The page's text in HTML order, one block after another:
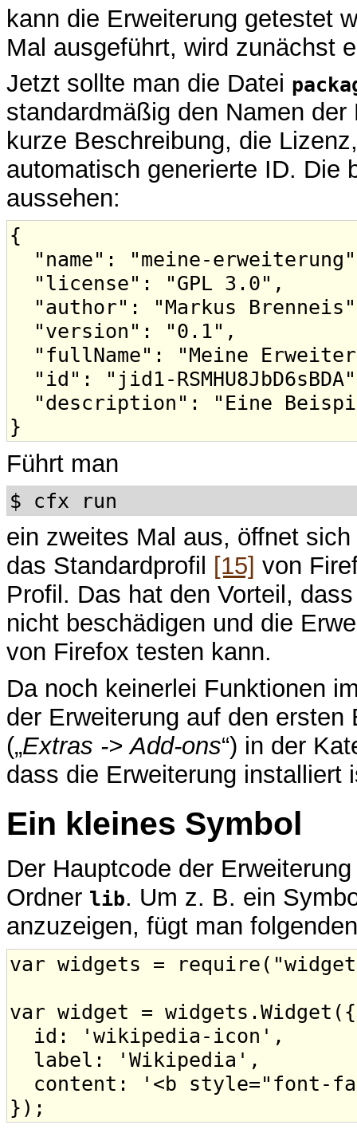
kann die Erweiterung getestet
Mal ausgeführt, wird zunächst
Jetzt sollte man die Datei
standardmäßig den Namen
kurze Beschreibung, die
automatisch generierte ID. Die
aussehen:
{
"name": "meine-
"license": "GPL 3.0",
"author": "Markus
"version": "0.1",
"fullName": "Meine
"id": "jid1-
"description": "Eine
}
Führt man
$ cfx run
ein zweites Mal aus, öffnet
das Standardprofil
[15] von
Profil. Das hat den Vorteil,
nicht beschädigen und die
von Firefox testen kann.
Da noch keinerlei Funktionen
der Erweiterung auf den
(„Extras -> Add-ons“) in der
dass die Erweiterung installiert
Ein kleines Symbol
Der Hauptcode der
Ordner lib. Um z. B. ein
anzuzeigen, fügt man
var widgets =
var widget = widgets.Widget({
id: 'wikipedia-icon',
label: 'Wikipedia',
content: '<b style="font-
});